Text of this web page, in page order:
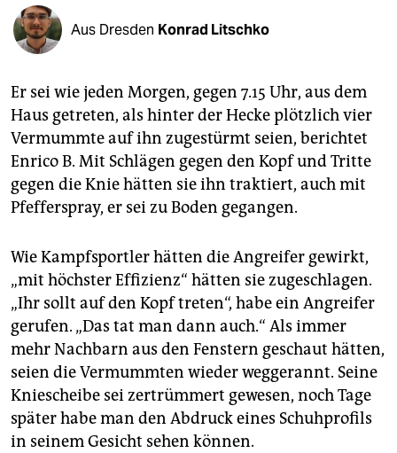
fragen & hilfe
unterstützen
genossenschaft
epaper login
Aus Dresden Konrad Litschko
Er sei wie jeden Morgen, gegen 7.15 Uhr, aus dem
Haus getreten, als hinter der Hecke plötzlich vier
Vermummte auf ihn zugestürmt seien, berichtet
Enrico B. Mit Schlägen gegen den Kopf und Tritte
gegen die Knie hätten sie ihn traktiert, auch mit
Pfefferspray, er sei zu Boden gegangen.
Wie Kampfsportler hätten die Angreifer gewirkt,
„mit höchster Effizienz“ hätten sie zugeschlagen.
„Ihr sollt auf den Kopf treten“, habe ein Angreifer
gerufen. „Das tat man dann auch.“ Als immer
mehr Nachbarn aus den Fenstern geschaut hätten,
seien die Vermummten wieder weggerannt. Seine
Kniescheibe sei zertrümmert gewesen, noch Tage
später habe man den Abdruck eines Schuhprofils
in seinem Gesicht sehen können.